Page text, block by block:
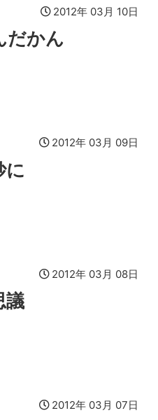
2012年 03月 10日
だかん
2012年 03月 09日
に
2012年 03月 08日
議
2012年 03月 07日